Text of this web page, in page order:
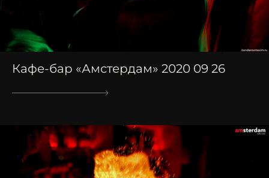
Кафе-бар «Амстердам» 2020 09 26